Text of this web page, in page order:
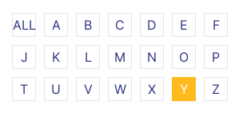
ALL A B C D E F
J
K L M N O P
T
U V W X Y Z